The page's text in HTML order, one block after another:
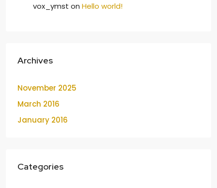
vox_ymst on Hello world!
Archives
November 2025
March 2016
January 2016
Categories